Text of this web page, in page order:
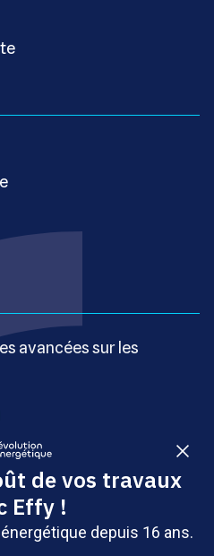
avancées sur les
- Tous droits réservés
une société du groupe